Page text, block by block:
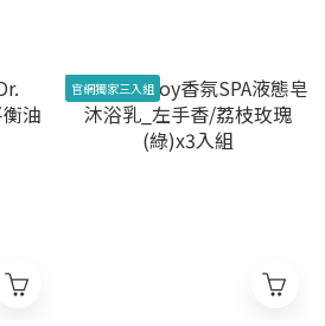
官網獨家三入組